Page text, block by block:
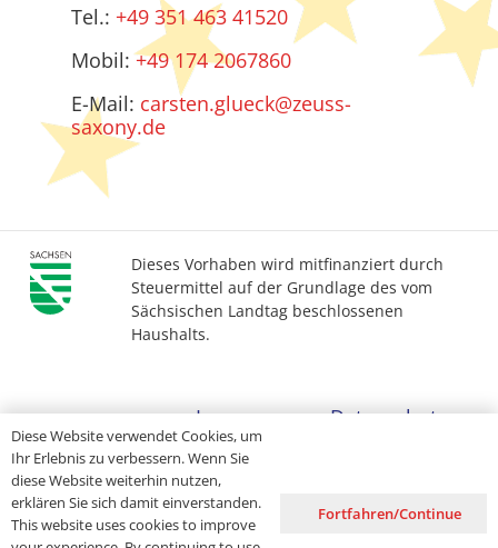
Tel.: +49 351 463 41520
Mobil:+49 174 2067860
E-Mail: carsten.glueck@zeuss-
saxony.de
Dieses Vorhaben wird mitfinanziert durch
Steuermittel auf der Grundlage des vom
Sächsischen Landtag beschlossenen
Haushalts.
Impressum
Datenschutz
Diese Website verwendet Cookies, um
Ihr Erlebnis zu verbessern. Wenn Sie
diese Website weiterhin nutzen,
erklären Sie sich damit einverstanden.
This website uses cookies to improve
Fortfahren/Continue